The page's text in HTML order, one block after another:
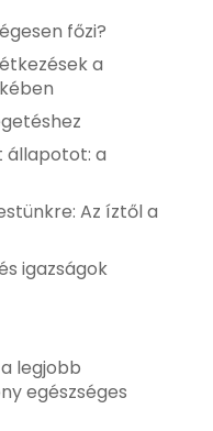
főzi?
a
állapotot: a
Az íztől a
igazságok
legjobb
egészséges